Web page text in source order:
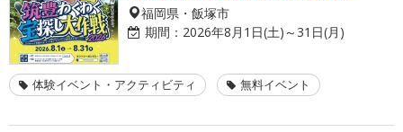
福岡県・飯塚市
期間： 2026年8月1日(土)～31日(月)
体験イベント・アクティビティ 無料イベント